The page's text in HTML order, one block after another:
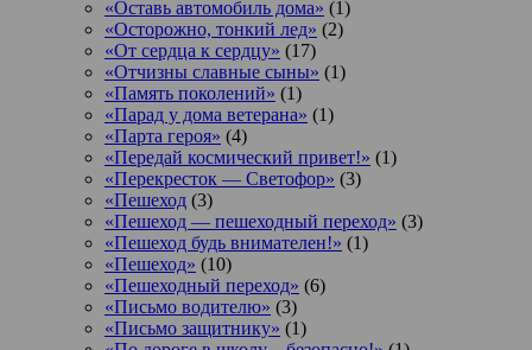
«Оставь автомобиль дома» (1)
«Осторожно, тонкий лед» (2)
«От сердца к сердцу» (17)
«Отчизны славные сыны» (1)
«Память поколений» (1)
«Парад у дома ветерана» (1)
«Парта героя» (4)
«Передай космический привет!» (1)
«Перекресток — Светофор» (3)
«Пешеход (3)
«Пешеход — пешеходный переход» (3)
«Пешеход будь внимателен!» (1)
«Пешеход» (10)
«Пешеходный переход» (6)
«Письмо водителю» (3)
«Письмо защитнику» (1)